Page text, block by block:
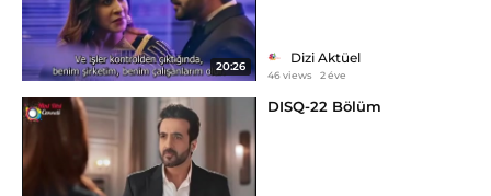
20:26
Dizi Aktüel
46 views 2 éve
DISQ-22 Bölüm